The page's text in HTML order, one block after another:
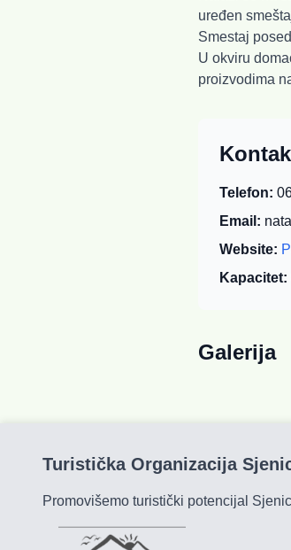
uređen
Smestaj
U okviru
proizvodima
Telefon:
Email:
Website:
Kapacitet:
Galerija
Turistička Organizacija
Promovišemo turistički potencijal